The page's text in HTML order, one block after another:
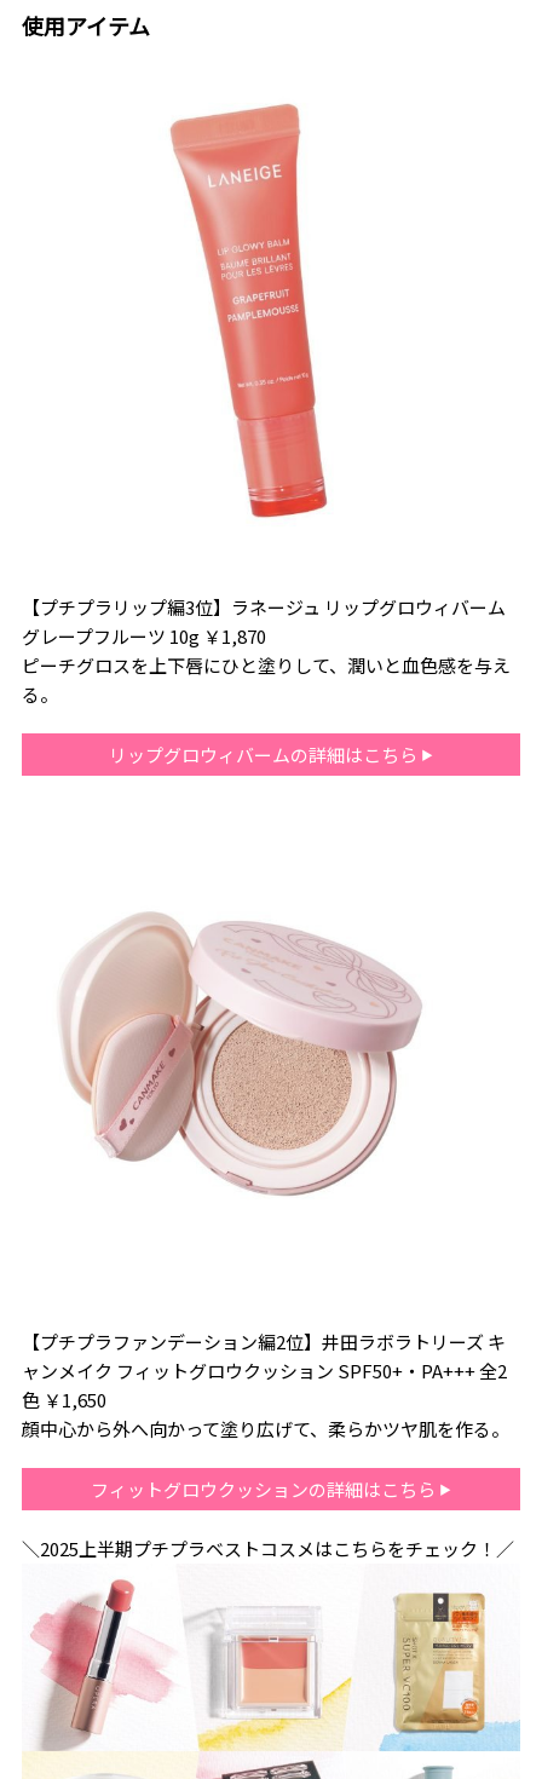
使用アイテム
【プチプラリップ編3位】ラネージュ リップグロウィバーム
グレープフルーツ 10g ￥1,870
ピーチグロスを上下唇にひと塗りして、潤いと血色感を与え
る。
リップグロウィバームの詳細はこちら
【プチプラファンデーション編2位】井田ラボラトリーズ キ
ャンメイク フィットグロウクッション SPF50+・PA+++ 全2
色 ￥1,650
顔中心から外へ向かって塗り広げて、柔らかツヤ肌を作る。
フィットグロウクッションの詳細はこちら
＼2025上半期プチプラベストコスメはこちらをチェック！／